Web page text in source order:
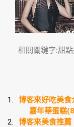
相關關鍵字:甜
博客來好吃美
嘉年華蛋糕
博客來美食推